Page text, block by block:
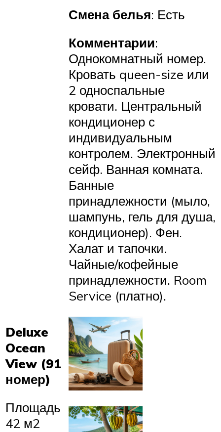
Deluxe
Ocean
View (91
номер)
Площадь
42 м2
Смена белья: Есть
Комментарии:
Однокомнатный номер.
Кровать queen-size или
2 односпальные
кровати. Центральный
кондиционер с
индивидуальным
контролем. Электронный
сейф. Ванная комната.
Банные
принадлежности (мыло,
шампунь, гель для душа,
кондиционер). Фен.
Халат и тапочки.
Чайные/кофейные
принадлежности. Room
Service (платно).